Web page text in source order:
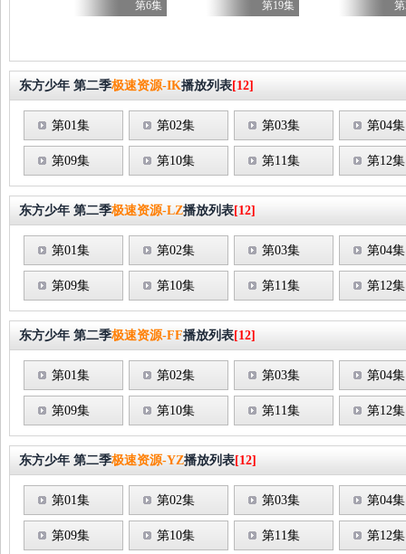
第6集 第19集
东方少年 第二季极速资源-IK播放列表[12]
第01集 第02集 第03集 第04集
第09集 第10集 第11集 第12集
东方少年 第二季极速资源-LZ播放列表[12]
第01集 第02集 第03集 第04集
第09集 第10集 第11集 第12集
东方少年 第二季极速资源-FF播放列表[12]
第01集 第02集 第03集 第04集
第09集 第10集 第11集 第12集
东方少年 第二季极速资源-YZ播放列表[12]
第01集 第02集 第03集 第04集
第09集 第10集 第11集 第12集